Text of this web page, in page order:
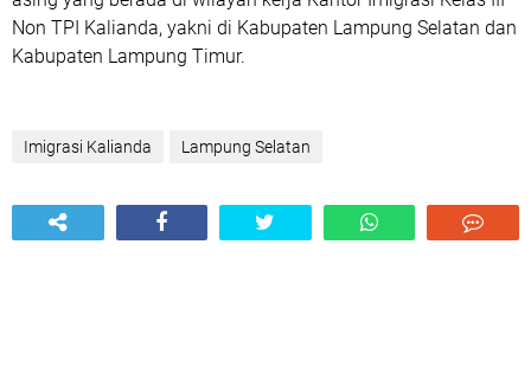
Non TPI Kalianda, yakni di Kabupaten Lampung Selatan dan
Kabupaten Lampung Timur.
Imigrasi Kalianda Lampung Selatan